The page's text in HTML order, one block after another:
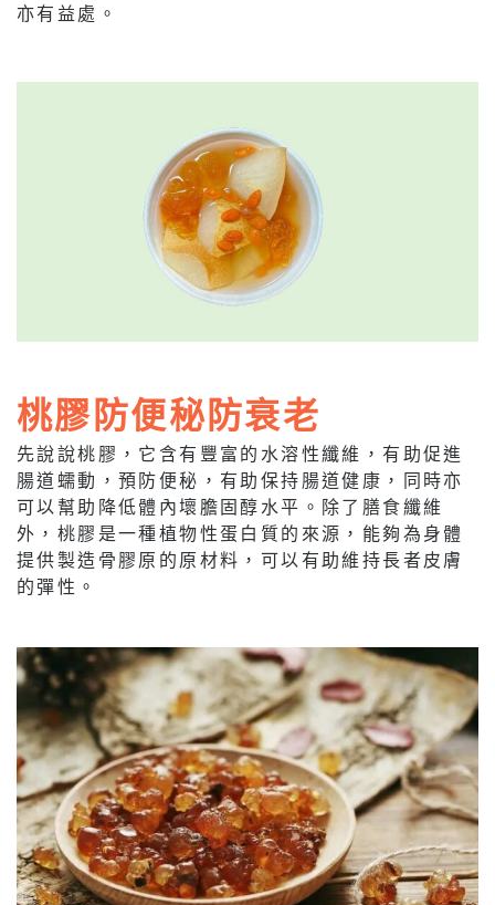
亦有益處。
桃膠防便秘防衰老
先說說桃膠，它含有豐富的水溶性纖維，有助促進
腸道蠕動，預防便秘，有助保持腸道健康，同時亦
可以幫助降低體內壞膽固醇水平。除了膳食纖維
外，桃膠是一種植物性蛋白質的來源，能夠為身體
提供製造骨膠原的原材料，可以有助維持長者皮膚
的彈性。